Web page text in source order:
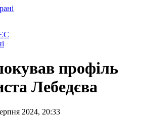
профіль
Лебедєва
2024, 20:33